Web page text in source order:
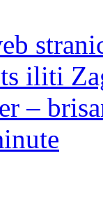
iliti
–